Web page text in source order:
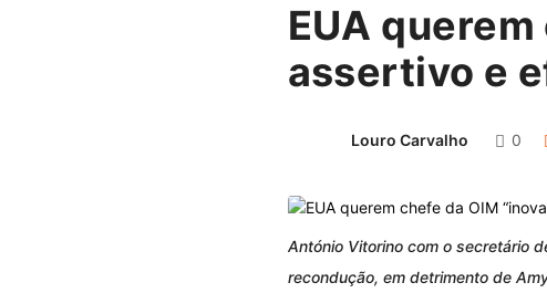
EUA
assertivo e
Louro Carvalho 0
António Vitorino com o secretário
recondução, em detrimento de